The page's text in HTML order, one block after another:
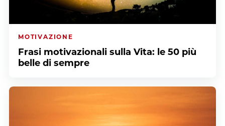
MOTIVAZIONE
Frasi motivazionali sulla Vita: le 50 più
belle di sempre